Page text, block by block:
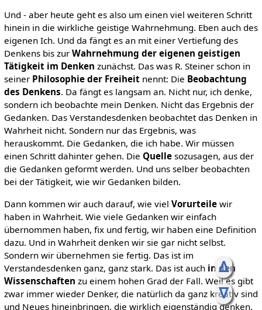
ᐃ
ᐁ
Und - aber heute geht es also um einen viel weiteren Schritt
hinein in die wirkliche geistige Wahrnehmung. Eben auch des
eigenen Ich. Und da fängt es an mit einer Vertiefung des
Denkens bis zur Wahrnehmung der eigenen geistigen
Tätigkeit im Denken zunächst. Das was R. Steiner schon in
seiner Philosophie der Freiheitnennt: Die Beobachtung
des Denkens. Da fängt es langsam an. Nicht nur, ich denke,
sondern ich beobachte mein Denken. Nicht das Ergebnis der
Gedanken. Das Verstandesdenken beobachtet das Denken in
Wahrheit nicht. Sondern nur das Ergebnis, was
herauskommt. Die Gedanken, die ich habe. Wir müssen
einen Schritt dahinter gehen. Die Quellesozusagen, aus der
die Gedanken geformt werden. Und uns selber beobachten
bei der Tätigkeit, wie wir Gedanken bilden.
Dann kommen wir auch darauf, wie viel Vorurteilewir
haben in Wahrheit. Wie viele Gedanken wir einfach
übernommen haben, fix und fertig, wir haben eine Definition
dazu. Und in Wahrheit denken wir sie gar nicht selbst.
Sondern wir übernehmen sie fertig. Das ist im
Verstandesdenken ganz, ganz stark. Das ist auch in den
Wissenschaften zu einem hohen Grad der Fall. Weil es gibt
zwar immer wieder Denker, die natürlich da ganz kreativ sind
und Neues hineinbringen, die wirklich eigenständig denken.